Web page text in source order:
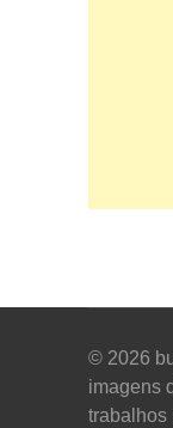
© 2026
imagens
trabalhos